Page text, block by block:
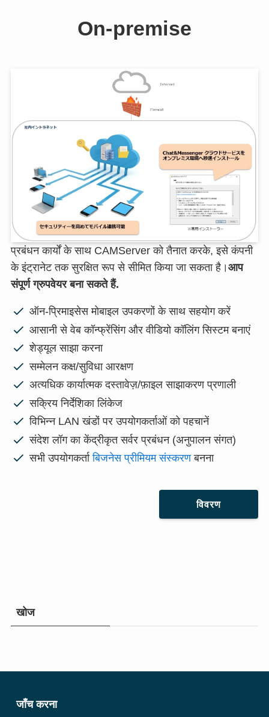
On-premise
प्रबंधन कार्यों के साथ CAMServer को तैनात करके, इसे कंपनी
के इंट्रानेट तक सुरक्षित रूप से सीमित किया जा सकता है। आप
संपूर्ण ग्रुपवेयर बना सकते हैं.
ऑन-प्रिमाइसेस मोबाइल उपकरणों के साथ सहयोग करें
आसानी से वेब कॉन्फ्रेंसिंग और वीडियो कॉलिंग सिस्टम बनाएं
शेड्यूल साझा करना
सम्मेलन कक्ष/सुविधा आरक्षण
अत्यधिक कार्यात्मक दस्तावेज़/फ़ाइल साझाकरण प्रणाली
सक्रिय निर्देशिका लिंकेज
विभिन्न LAN खंडों पर उपयोगकर्ताओं को पहचानें
संदेश लॉग का केंद्रीकृत सर्वर प्रबंधन (अनुपालन संगत)
सभी उपयोगकर्ताबिजनेस प्रीमियम संस्करणबनना
विवरण
खोज
जाँच करना